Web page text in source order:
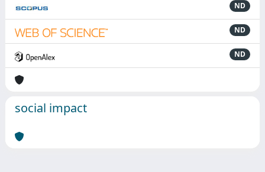
ND
ND
ND
social impact